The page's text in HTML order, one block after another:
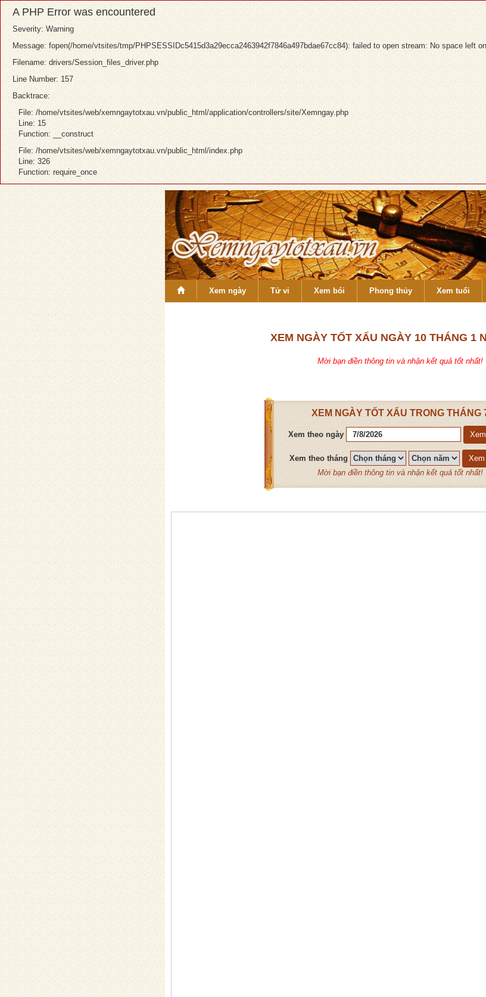
A PHP Error was encountered
Severity: Warning
Message: fopen(/home/vtsites/tmp/PHPSESSIDc5415d3a29ecca2463942f7846a497bdae67cc84): failed to open stream: No space left
Filename: drivers/Session_files_driver.php
Line Number: 157
Backtrace:
File: /home/vtsites/web/xemngaytotxau.vn/public_html/application/controllers/site/Xemngay.php
Line: 15
Function: __construct
File: /home/vtsites/web/xemngaytotxau.vn/public_html/index.php
Line: 326
Function: require_once
Xem ngày Tử vi Xem bói Phong thủy Xem tuổi
XEM NGÀY TỐT XẤU NGÀY 10 THÁNG 1
Mời bạn điền thông tin và nhận kết quả tốt nhất!
XEM NGÀY TỐT XẤU TRONG THÁNG
Xem theo ngày
Xem theo tháng
Mời bạn điền thông tin và nhận kết quả tốt nhất!